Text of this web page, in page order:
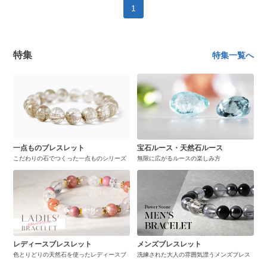
1
特集 特集一覧へ
一点ものブレスレット
こだわりの石でつくった一点ものシリーズ
宝石ルース・天然石ルース
無限に広がるルースの楽しみ方
レディースブレスレット
色とりどりの天然石を使ったレディースブ
メンズブレスレット
洗練された大人の雰囲気漂うメンズブレス